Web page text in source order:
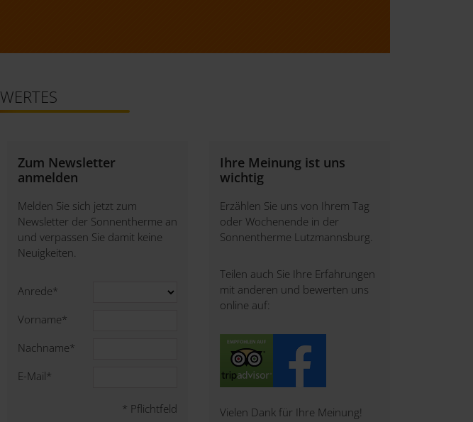
Zum Newsletter
anmelden
Melden Sie sich jetzt zum
Newsletter der Sonnentherme an
und verpassen Sie damit keine
Neuigkeiten.
Anrede*
Vorname*
Nachname*
E-Mail*
* Pflichtfeld
Ihre Meinung ist uns
wichtig
Erzählen Sie uns von Ihrem Tag
oder Wochenende in der
Sonnentherme Lutzmannsburg.
Teilen auch Sie Ihre Erfahrungen
mit anderen und bewerten uns
online auf:
Vielen Dank für Ihre Meinung!